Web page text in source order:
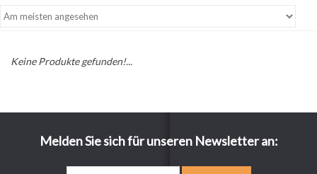
Keine Produkte gefunden!...
Melden Sie sich für unseren Newsletter an: